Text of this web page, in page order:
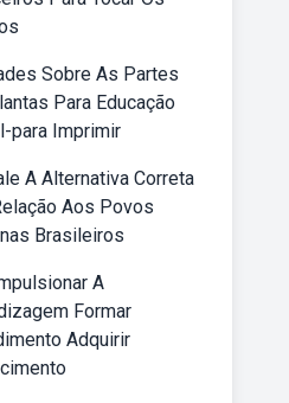
Sobre As Partes
Para Educação
para Imprimir
A Alternativa Correta
Aos Povos
Brasileiros
A
Formar
Adquirir